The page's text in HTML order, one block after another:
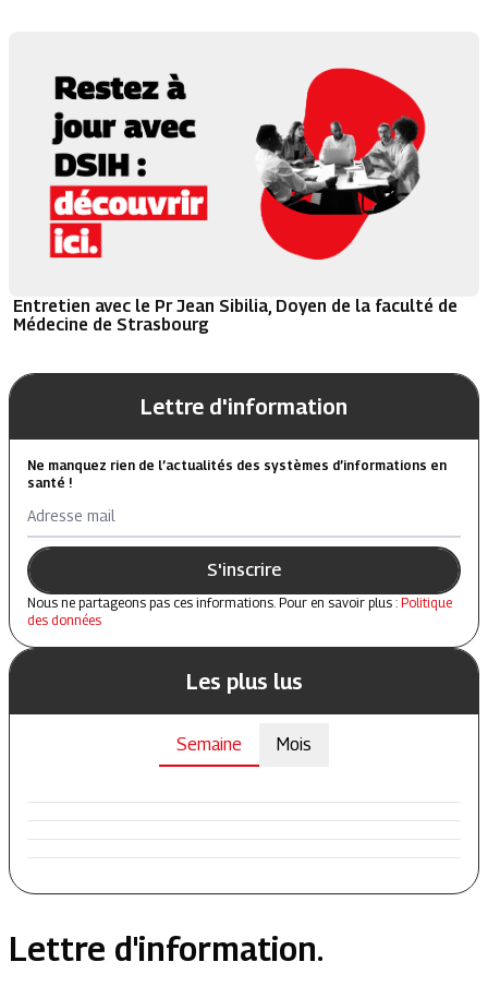
Entretien avec le Pr Jean Sibilia, Doyen de la faculté de
Médecine de Strasbourg
Lettre d'information
Ne manquez rien de l’actualités des systèmes d’informations en
santé !
Adresse mail
S'inscrire
Nous ne partageons pas ces informations. Pour en savoir plus : Politique
des données
Les plus lus
Semaine Mois
Lettre d'information.